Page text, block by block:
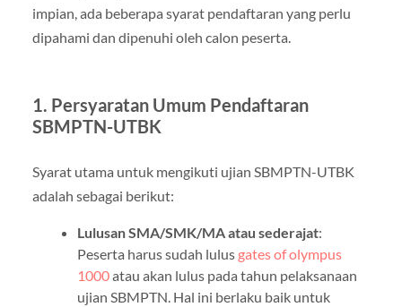
impian, ada beberapa syarat pendaftaran yang perlu
dipahami dan dipenuhi oleh calon peserta.
1. Persyaratan Umum Pendaftaran
SBMPTN-UTBK
Syarat utama untuk mengikuti ujian SBMPTN-UTBK
adalah sebagai berikut:
Lulusan SMA/SMK/MA atau sederajat:
Peserta harus sudah lulus gates of olympus
1000atau akan lulus pada tahun pelaksanaan
ujian SBMPTN. Hal ini berlaku baik untuk